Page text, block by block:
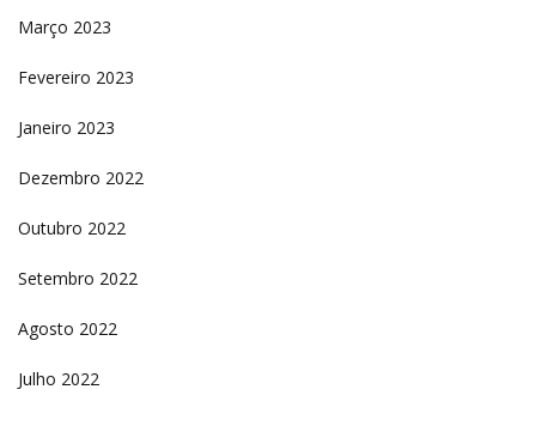
Março 2023
Fevereiro 2023
Janeiro 2023
Dezembro 2022
Outubro 2022
Setembro 2022
Agosto 2022
Julho 2022